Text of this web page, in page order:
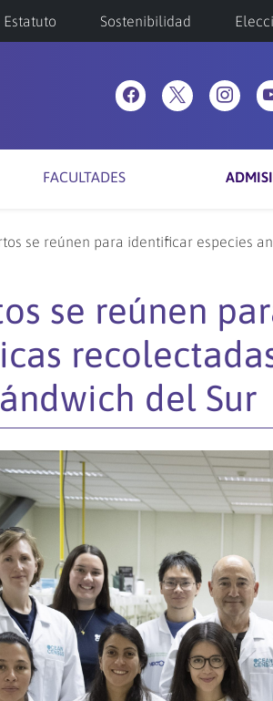
Estatuto Sostenibilidad
FACULTADES
se reúnen para identificar especies
se reúnen
del Sur